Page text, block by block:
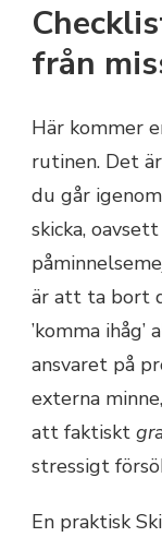
från
Här kommer
rutinen. Det
du går igenom
skicka,
är att ta bort
’komma
ansvaret på
externa
att faktiskt
stressigt
En praktisk